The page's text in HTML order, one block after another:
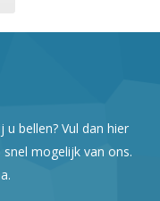
bellen? Vul dan hier
mogelijk van ons.